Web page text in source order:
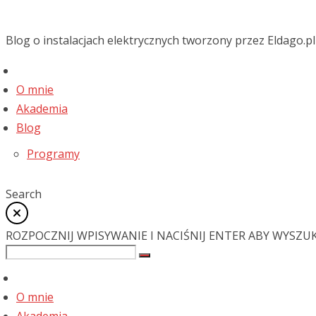
Blog o instalacjach elektrycznych tworzony przez Eldago.pl
O mnie
Akademia
Blog
Programy
Search
ROZPOCZNIJ WPISYWANIE I NACIŚNIJ ENTER ABY
O mnie